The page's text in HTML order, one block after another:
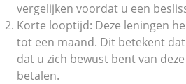
vergelijken voordat u een
Korte looptijd: Deze leningen
tot een maand. Dit betekent
dat u zich bewust bent van
betalen.